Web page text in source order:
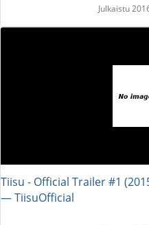
Julkaistu
Tiisu - Official Trailer #1
― TiisuOfficial